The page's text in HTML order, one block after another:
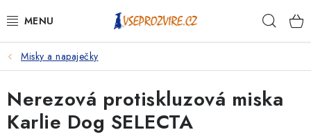
na
PSI
KOČKY
KONĚ
Misky a napaječky
Nerezová protiskluzová miska
Karlie Dog SELECTA